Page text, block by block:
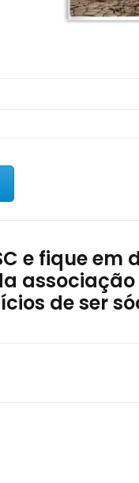
e fique
de ser